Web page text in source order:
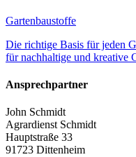
Gartenbaustoffe
Die richtige Basis für jeden
für nachhaltige und kreative
Ansprechpartner
John Schmidt
Agrardienst Schmidt
Hauptstraße 33
91723 Dittenheim